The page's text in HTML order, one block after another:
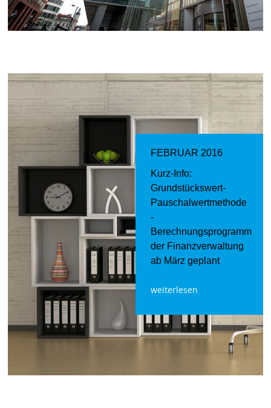
FEBRUAR 2016
Kurz-Info:
Grundstückswert-
Pauschalwertmethode
-
Berechnungsprogramm
der Finanzverwaltung
ab März geplant
weiterlesen